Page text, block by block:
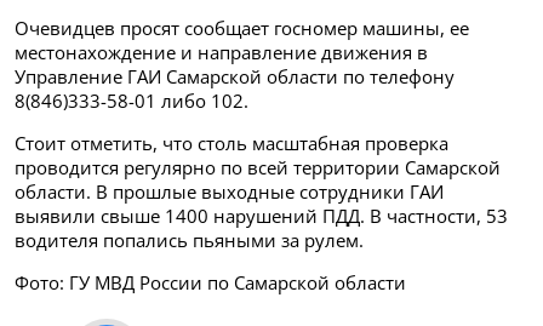
Очевидцев просят сообщает госномер машины, ее
местонахождение и направление движения в
Управление ГАИ Самарской области по телефону
8(846)333-58-01 либо 102.
Стоит отметить, что столь масштабная проверка
проводится регулярно по всей территории Самарской
области. В прошлые выходные сотрудники ГАИ
выявили свыше 1400 нарушений ПДД. В частности, 53
водителя попались пьяными за рулем.
Фото: ГУ МВД России по Самарской области